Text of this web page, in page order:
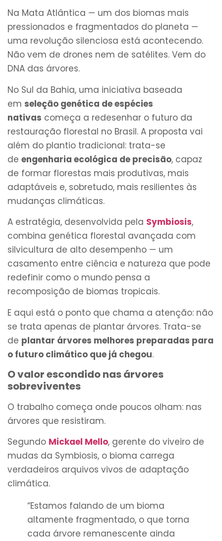
Na Mata Atlântica — um dos biomas mais
pressionados e fragmentados do planeta —
uma revolução silenciosa está acontecendo.
Não vem de drones nem de satélites. Vem do
DNA das árvores.
No Sul da Bahia, uma iniciativa baseada
em seleção genética de espécies
nativas começa a redesenhar o futuro da
restauração florestal no Brasil. A proposta vai
além do plantio tradicional: trata-se
de engenharia ecológica de precisão, capaz
de formar florestas mais produtivas, mais
adaptáveis e, sobretudo, mais resilientes às
mudanças climáticas.
A estratégia, desenvolvida pela Symbiosis,
combina genética florestal avançada com
silvicultura de alto desempenho — um
casamento entre ciência e natureza que pode
redefinir como o mundo pensa a
recomposição de biomas tropicais.
E aqui está o ponto que chama a atenção: não
se trata apenas de plantar árvores. Trata-se
de plantar árvores melhores preparadas para
o futuro climático que já chegou.
O valor escondido nas árvores
sobreviventes
O trabalho começa onde poucos olham: nas
árvores que resistiram.
Segundo Mickael Mello, gerente do viveiro de
mudas da Symbiosis, o bioma carrega
verdadeiros arquivos vivos de adaptação
climática.
“Estamos falando de um bioma
altamente fragmentado, o que torna
cada árvore remanescente ainda